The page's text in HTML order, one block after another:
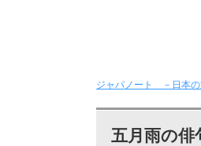
ジャパノート －日本の
五月雨の